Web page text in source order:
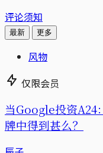
评论须知
最新 更多
风物
仅限会员
当Google投资
牌中得到甚么？